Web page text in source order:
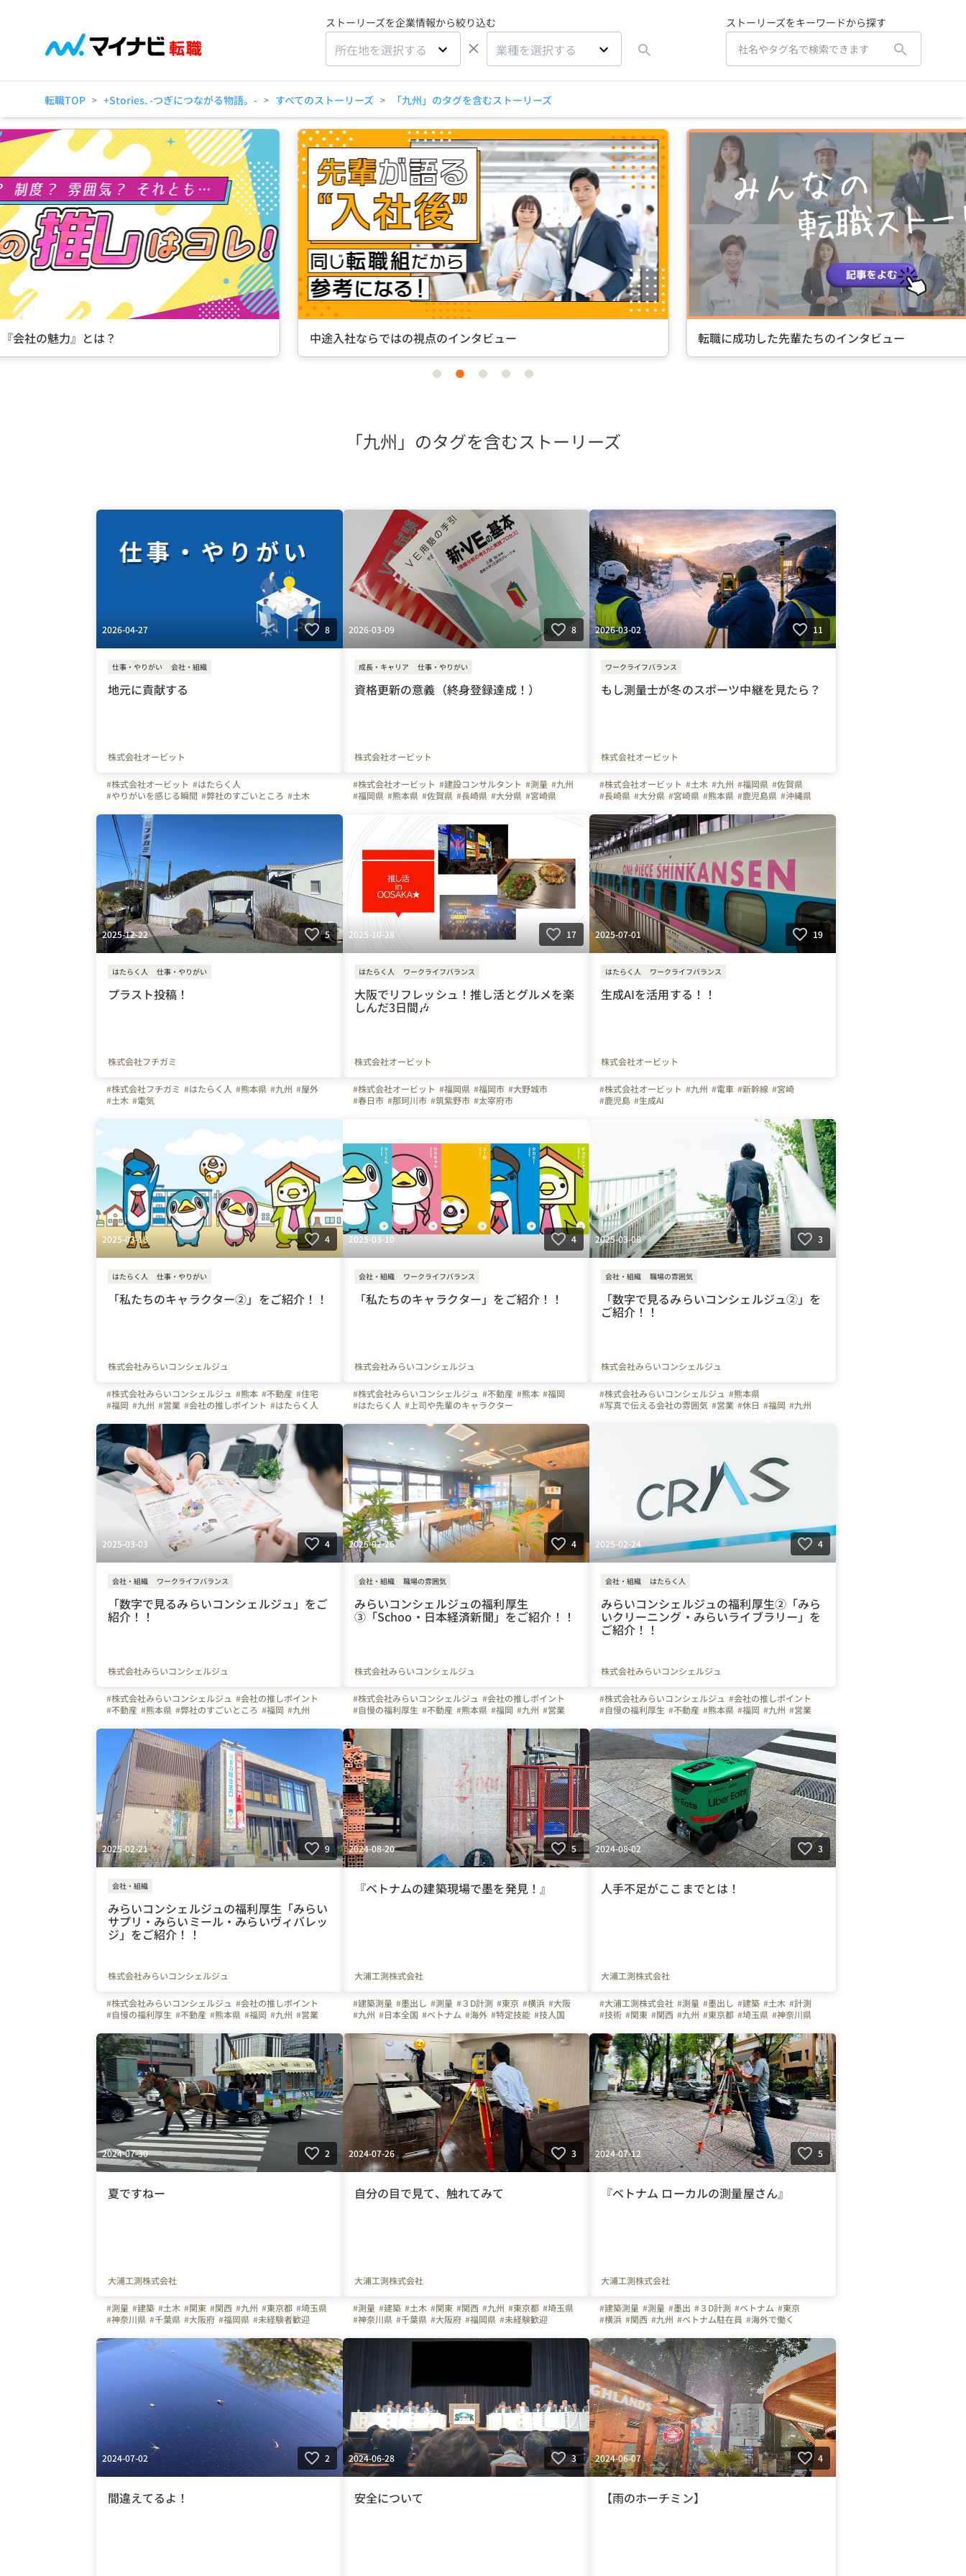
ストーリーズを企業情報から絞り込む
所在地を選択する × 業種を選択する
ストーリーズをキーワードから探す
転職TOP > +Stories. -つぎにつながる物語。- > すべてのストーリーズ > 「九州」のタグを含むストーリーズ
会社の魅力』とは？ 中途入社ならではの視点のインタビュー 転職に成功した先輩たちのインタビュー
item item item item item
「九州」のタグを含むストーリーズ
2026-04-27 8
仕事・やりがい 会社・組織
地元に貢献する
株式会社オービット
#株式会社オービット #はたらく人
#やりがいを感じる瞬間 #弊社のすごいところ #土木
#Jターン #地元
2026-03-09 8
成長・キャリア 仕事・やりがい
資格更新の意義（終身登録達成！）
株式会社オービット
#株式会社オービット #建設コンサルタント #測量 #九州
#福岡県 #熊本県 #佐賀県 #長崎県 #大分県 #宮崎県
2026-03-02 11
ワークライフバランス
もし測量士が冬のスポーツ中継を見たら？
株式会社オービット
#株式会社オービット #土木 #九州 #福岡県 #佐賀県
#長崎県 #大分県 #宮崎県 #熊本県 #鹿児島県 #沖縄県
2025-12-22 5
はたらく人 仕事・やりがい
プラスト投稿！
株式会社フチガミ
#株式会社フチガミ #はたらく人 #熊本県 #九州 #屋外
#土木 #電気
2025-10-28 17
はたらく人 ワークライフバランス
大阪でリフレッシュ！推し活とグルメを楽
しんだ3日間🎶
株式会社オービット
#株式会社オービット #福岡県 #福岡市 #大野城市
#春日市 #那珂川市 #筑紫野市 #太宰府市
2025-07-01 19
はたらく人 ワークライフバランス
生成AIを活用する！！
株式会社オービット
#株式会社オービット #九州 #電車 #新幹線 #宮崎
#鹿児島 #生成AI
2025-03-18 4
はたらく人 仕事・やりがい
「私たちのキャラクター②」をご紹介！！
株式会社みらいコンシェルジュ
#株式会社みらいコンシェルジュ #熊本 #不動産 #住宅
#福岡 #九州 #営業 #会社の推しポイント #はたらく人
#弊社のすごいところ #お金のハナシ #自慢の福利厚生
#1日の流れ
#写真で伝える会社の雰囲気
#休日
#社員紹介 #事務
2025-03-10 4
会社・組織 ワークライフバランス
「私たちのキャラクター」をご紹介！！
株式会社みらいコンシェルジュ
#株式会社みらいコンシェルジュ #不動産 #熊本 #福岡
#はたらく人 #上司や先輩のキャラクター
#こだわりの仕事アイテム #1日の流れ #ビジョン
#会社の推しポイント
#九州
2025-03-06 3
会社・組織 職場の雰囲気
「数字で見るみらいコンシェルジュ②」を
ご紹介！！
株式会社みらいコンシェルジュ
#株式会社みらいコンシェルジュ #熊本県
#写真で伝える会社の雰囲気 #営業 #休日 #福岡 #九州
2025-03-03 4
会社・組織 ワークライフバランス
「数字で見るみらいコンシェルジュ」をご
紹介！！
株式会社みらいコンシェルジュ
#株式会社みらいコンシェルジュ #会社の推しポイント
#不動産 #熊本県 #弊社のすごいところ #福岡 #九州
#社員紹介 #休日 #ビジョン #スキルアップ
#こだわりの仕事アイテム
2025-02-26 4
会社・組織 職場の雰囲気
みらいコンシェルジュの福利厚生
③「Schoo・日本経済新聞」をご紹介！！
株式会社みらいコンシェルジュ
#株式会社みらいコンシェルジュ #会社の推しポイント
#自慢の福利厚生 #不動産 #熊本県 #福岡 #九州 #営業
#お金のハナシ #休日 #社員紹介
#写真で伝える会社の雰囲気
#ビジョン
2025-02-24 4
会社・組織 はたらく人
みらいコンシェルジュの福利厚生②「みら
いクリーニング・みらいライブラリー」を
ご紹介！！
株式会社みらいコンシェルジュ
#株式会社みらいコンシェルジュ #会社の推しポイント
#自慢の福利厚生 #不動産 #熊本県 #福岡 #九州 #営業
#1日の流れ #こだわりの仕事アイテム #休日 #社員紹介
2025-02-21 9
会社・組織
みらいコンシェルジュの福利厚生「みらい
サプリ・みらいミール・みらいヴィバレッ
ジ」をご紹介！！
株式会社みらいコンシェルジュ
#株式会社みらいコンシェルジュ #会社の推しポイント
#自慢の福利厚生 #不動産 #熊本県 #福岡 #九州 #営業
#弊社のすごいところ #お金のハナシ #社員紹介
#面接担当の素顔
2024-08-20 5
『ベトナムの建築現場で墨を発見！』
大浦工測株式会社
#建築測量 #墨出し #測量 #３D計測 #東京 #横浜 #大阪
#九州 #日本全国 #ベトナム #海外 #特定技能 #技人国
#産業プラント
2024-08-02 3
人手不足がここまでとは！
大浦工測株式会社
#大浦工測株式会社 #測量 #墨出し #建築 #土木 #計測
#技術 #関東 #関西 #九州 #東京都 #埼玉県 #神奈川県
2024-07-30 2
夏ですねー
大浦工測株式会社
#測量 #建築 #土木 #関東 #関西 #九州 #東京都 #埼玉県
#神奈川県 #千葉県 #大阪府 #福岡県 #未経験者歓迎
2024-07-26 3
自分の目で見て、触れてみて
大浦工測株式会社
#測量 #建築 #土木 #関東 #関西 #九州 #東京都 #埼玉県
#神奈川県 #千葉県 #大阪府 #福岡県 #未経験歓迎
2024-07-12 5
『ベトナム ローカルの測量屋さん』
大浦工測株式会社
#建築測量 #測量 #墨出 #３D計測 #ベトナム #東京
#横浜 #関西 #九州 #ベトナム駐在員 #海外で働く
2024-07-02 2
間違えてるよ！
2024-06-28 3
安全について
2024-06-07 4
【雨のホーチミン】